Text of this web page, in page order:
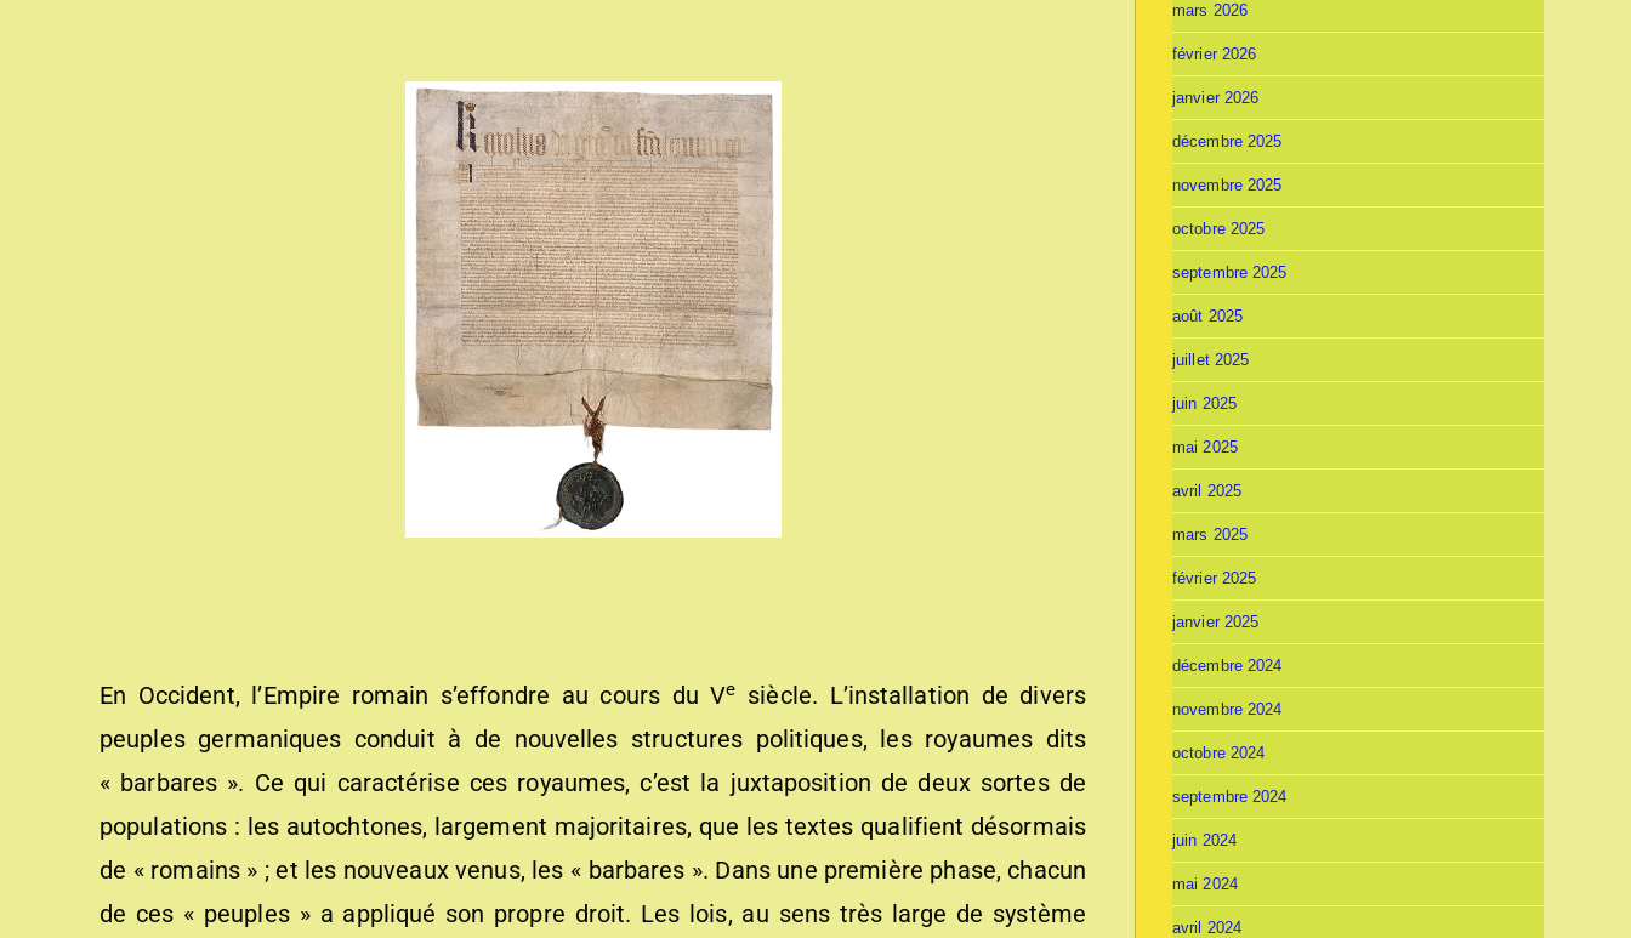
En Occident, l’Empire romain s’effondre au cours du Ve
siècle. L’installation de divers
peuples germaniques conduit à de nouvelles structures politiques, les royaumes dits
« barbares ». Ce qui caractérise ces royaumes, c’est la juxtaposition de deux sortes de
populations : les autochtones, largement majoritaires, que les textes qualifient désormais
de « romains » ; et les nouveaux venus, les « barbares ». Dans une première phase, chacun
de ces « peuples » a appliqué son propre droit. Les lois, au sens très large de système
mars 2026
février 2026
janvier 2026
décembre 2025
novembre 2025
octobre 2025
septembre 2025
août 2025
juillet 2025
juin 2025
mai 2025
avril 2025
mars 2025
février 2025
janvier 2025
décembre 2024
novembre 2024
octobre 2024
septembre 2024
juin 2024
mai 2024
avril 2024